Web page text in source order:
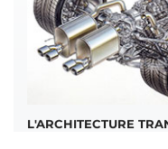
L'ARCHITECTURE